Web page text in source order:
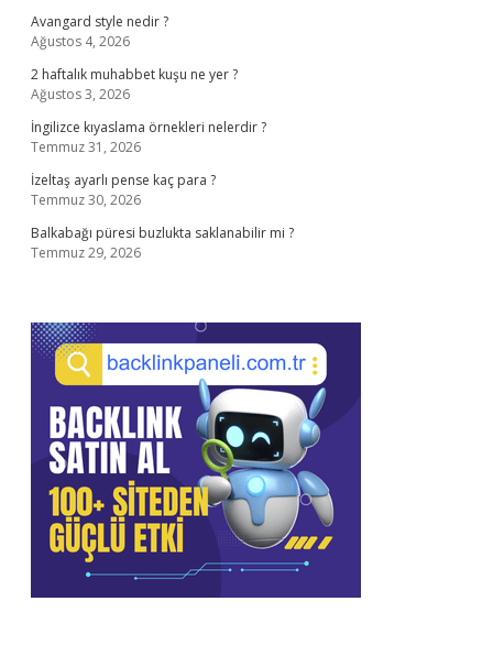
Avangard style nedir ?
Ağustos 4, 2026
2 haftalık muhabbet kuşu ne yer ?
Ağustos 3, 2026
İngilizce kıyaslama örnekleri nelerdir ?
Temmuz 31, 2026
İzeltaş ayarlı pense kaç para ?
Temmuz 30, 2026
Balkabağı püresi buzlukta saklanabilir mi ?
Temmuz 29, 2026